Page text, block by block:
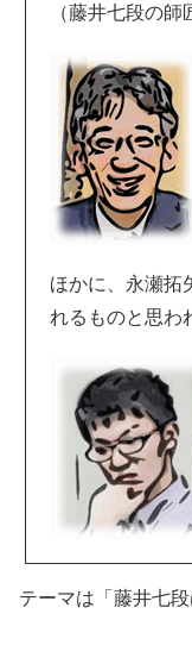
（藤井七段の師
ほかに、永瀬拓
れるものと思わ
テーマは「藤井七